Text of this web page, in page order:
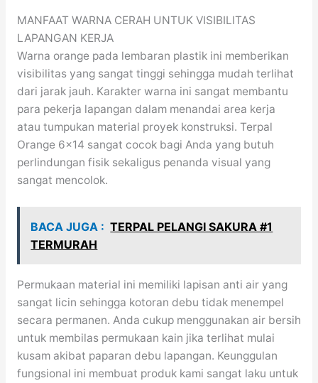
MANFAAT WARNA CERAH UNTUK VISIBILITAS
LAPANGAN KERJA
Warna orange pada lembaran plastik ini memberikan
visibilitas yang sangat tinggi sehingga mudah terlihat
dari jarak jauh. Karakter warna ini sangat membantu
para pekerja lapangan dalam menandai area kerja
atau tumpukan material proyek konstruksi. Terpal
Orange 6×14 sangat cocok bagi Anda yang butuh
perlindungan fisik sekaligus penanda visual yang
sangat mencolok.
BACA JUGA : TERPAL PELANGI SAKURA #1
TERMURAH
Permukaan material ini memiliki lapisan anti air yang
sangat licin sehingga kotoran debu tidak menempel
secara permanen. Anda cukup menggunakan air bersih
untuk membilas permukaan kain jika terlihat mulai
kusam akibat paparan debu lapangan. Keunggulan
fungsional ini membuat produk kami sangat laku untuk